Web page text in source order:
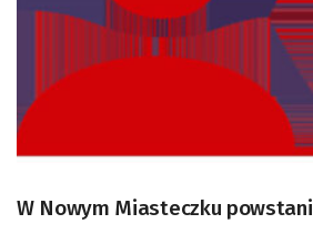
W Nowym Miasteczku